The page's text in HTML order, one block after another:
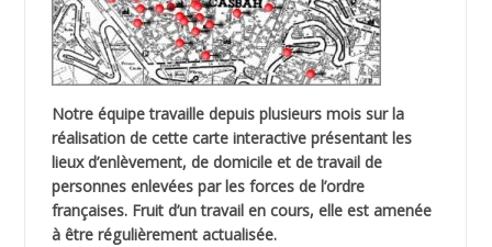
Notre équipe travaille depuis plusieurs mois sur la
réalisation de cette carte interactive présentant les
lieux d’enlèvement, de domicile et de travail de
personnes enlevées par les forces de l’ordre
françaises. Fruit d’un travail en cours, elle est amenée
à être régulièrement actualisée.